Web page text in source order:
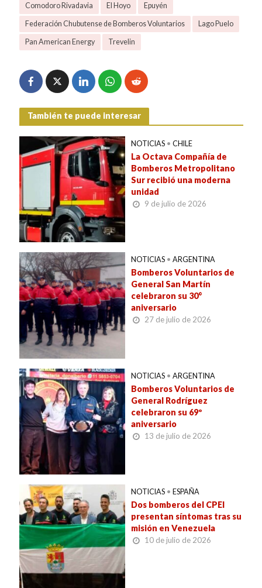
Comodoro Rivadavia El Hoyo Epuyén
Federación Chubutense de Bomberos Voluntarios Lago Puelo
Pan American Energy Trevelin
También te puede interesar
NOTICIAS • CHILE
La Octava Compañía de
Bomberos Metropolitano
Sur recibió una moderna
unidad
9 de julio de 2026
NOTICIAS • ARGENTINA
Bomberos Voluntarios de
General San Martín
celebraron su 30°
aniversario
27 de julio de 2026
NOTICIAS • ARGENTINA
Bomberos Voluntarios de
General Rodríguez
celebraron su 69º
aniversario
13 de julio de 2026
NOTICIAS • ESPAÑA
Dos bomberos del CPEI
presentan síntomas tras su
misión en Venezuela
10 de julio de 2026